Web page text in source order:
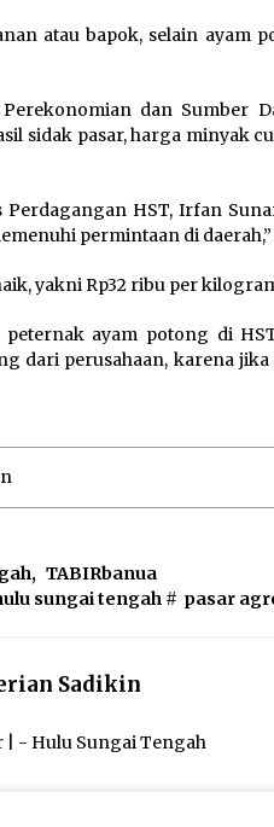
atau bapok, selain ayam
dan Sumber
sidak pasar, harga minyak
Perdagangan HST, Irfan
permintaan di
yakni Rp32 ribu per
peternak ayam potong di
dari perusahaan, karena
, TABIRbanua
sungai tengah # pasar
Sadikin
| - Hulu Sungai Tengah